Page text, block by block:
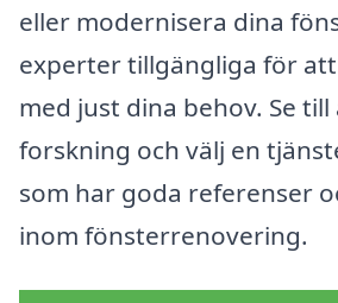
eller modernisera dina
experter tillgängliga för
med just dina behov. Se
forskning och välj en
som har goda referenser
inom fönsterrenovering.